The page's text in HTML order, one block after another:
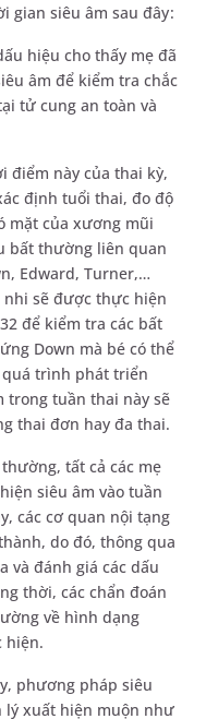
gian siêu âm sau đây:
hiệu cho thấy mẹ đã
âm để kiểm tra chắc
tử cung an toàn và
điểm này của thai kỳ,
định tuổi thai, đo độ
mặt của xương mũi
bất thường liên quan
Edward, Turner,…
sẽ được thực hiện
để kiểm tra các bất
Down mà bé có thể
trình phát triển
trong tuần thai này sẽ
thai đơn hay đa thai.
tất cả các mẹ
siêu âm vào tuần
các cơ quan nội tạng
do đó, thông qua
và đánh giá các dấu
thời, các chẩn đoán
về hình dạng
hiện.
phương pháp siêu
lý xuất hiện muộn như